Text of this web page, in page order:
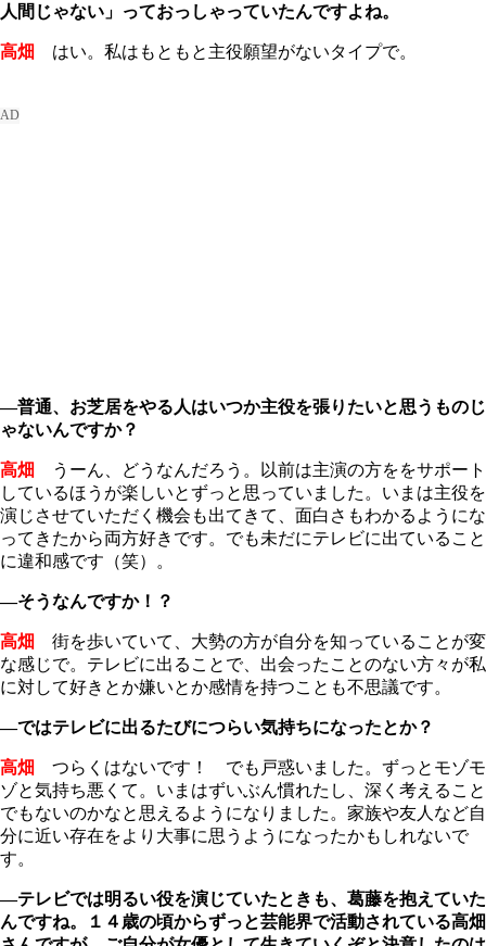
人間じゃない」っておっしゃっていたんですよね。
高畑 はい。私はもともと主役願望がないタイプで。
―普通、お芝居をやる人はいつか主役を張りたいと思うものじ
ゃないんですか？
高畑
うーん、どうなんだろう。以前は主演の方ををサポート
しているほうが楽しいとずっと思っていました。いまは主役を
演じさせていただく機会も出てきて、面白さもわかるようにな
ってきたから両方好きです。でも未だにテレビに出ていること
に違和感です（笑）。
―そうなんですか！？
高畑
街を歩いていて、大勢の方が自分を知っていることが変
な感じで。テレビに出ることで、出会ったことのない方々が私
に対して好きとか嫌いとか感情を持つことも不思議です。
―ではテレビに出るたびにつらい気持ちになったとか？
高畑
つらくはないです！ でも戸惑いました。ずっとモゾモ
ゾと気持ち悪くて。いまはずいぶん慣れたし、深く考えること
でもないのかなと思えるようになりました。家族や友人など自
分に近い存在をより大事に思うようになったかもしれないで
す。
―テレビでは明るい役を演じていたときも、葛藤を抱えていた
んですね。１４歳の頃からずっと芸能界で活動されている高畑